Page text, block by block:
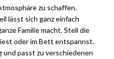
zu schaffen.
lässt sich ganz einfach
Familie macht. Stell die
oder im Bett entspannst.
und passt zu verschiedenen